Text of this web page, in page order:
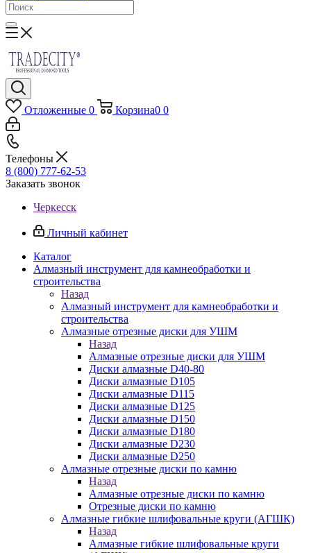
Отложенные 0 Корзина0 0
Телефоны
8 (800) 777-62-53
Заказать звонок
Черкесск
Личный кабинет
Каталог
Алмазный инструмент для камнеобработки и
строительства
Назад
Алмазный инструмент для камнеобработки и
строительства
Алмазные отрезные диски для УШМ
Назад
Алмазные отрезные диски для УШМ
Диски алмазные D40-80
Диски алмазные D105
Диски алмазные D115
Диски алмазные D125
Диски алмазные D150
Диски алмазные D180
Диски алмазные D230
Диски алмазные D250
Алмазные отрезные диски по камню
Назад
Алмазные отрезные диски по камню
Отрезные диски по камню
Алмазные гибкие шлифовальные круги (АГШК)
Назад
Алмазные гибкие шлифовальные круги